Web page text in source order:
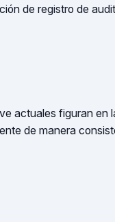
de registro de
actuales figuran en
de manera